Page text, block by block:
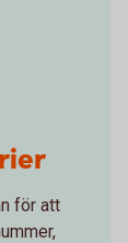
för att